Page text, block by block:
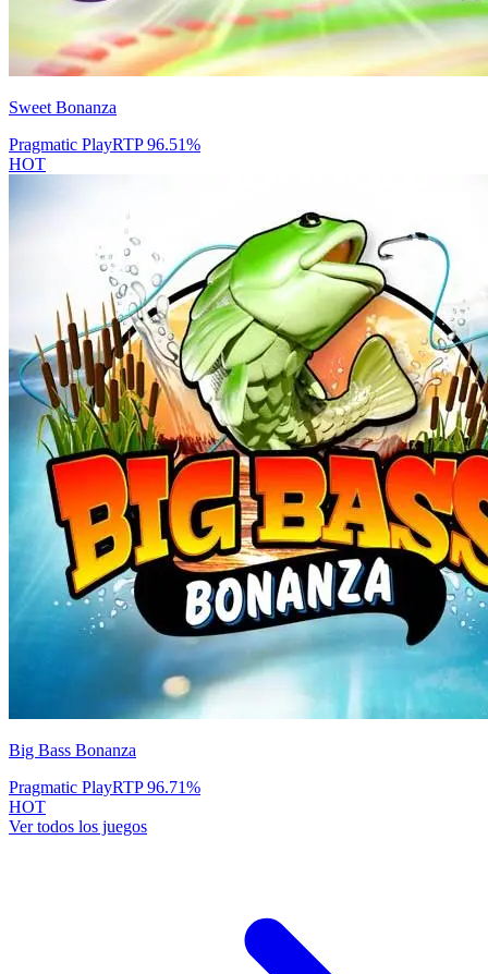
Sweet Bonanza
Pragmatic PlayRTP96.51%
HOT
Big Bass Bonanza
Pragmatic PlayRTP96.71%
HOT
Ver todos los juegos